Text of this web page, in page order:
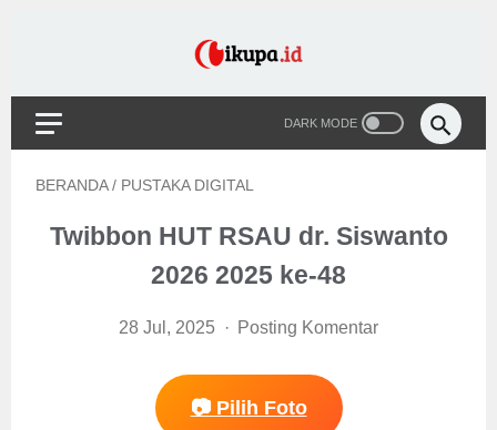
BERANDA / PUSTAKA DIGITAL
Twibbon HUT RSAU dr. Siswanto
2026 2025 ke-48
28 Jul, 2025 Posting Komentar
📷 Pilih Foto